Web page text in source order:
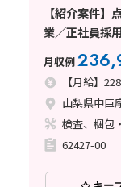
【紹介案件】
業／正社員採用
月収例
【月給】
山梨県中巨
検査、梱包
62427-00